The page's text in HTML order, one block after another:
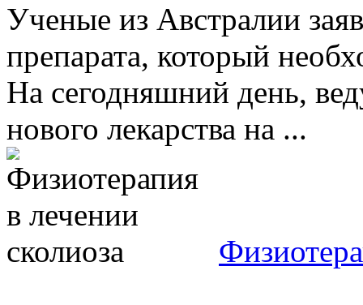
Ученые из Австралии
препарата, который
На сегодняшний день,
нового лекарства на ...